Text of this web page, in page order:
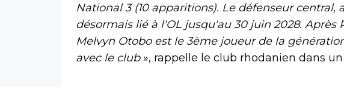
National 3 (10 apparitions). Le défenseur central,
désormais lié à l'OL jusqu'au 30 juin 2028.
Melvyn Otobo est le 3ème joueur de la
avec le club », rappelle le club rhodanien dans